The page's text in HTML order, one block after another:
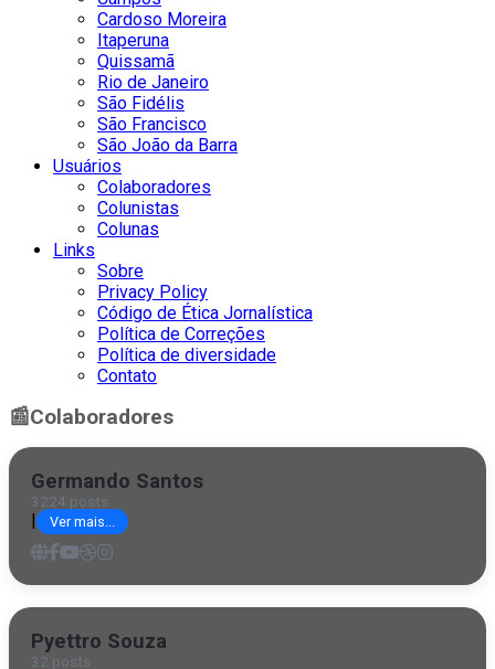
Cardoso Moreira
Itaperuna
Quissamã
Rio de Janeiro
São Fidélis
São Francisco
São João da Barra
Usuários
Colaboradores
Colunistas
Colunas
Links
Sobre
Privacy Policy
Código de Ética Jornalística
Política de Correções
Política de diversidade
Contato
📰Colaboradores
Germando Santos
3224 posts
| Ver mais...
Pyettro Souza
32 posts